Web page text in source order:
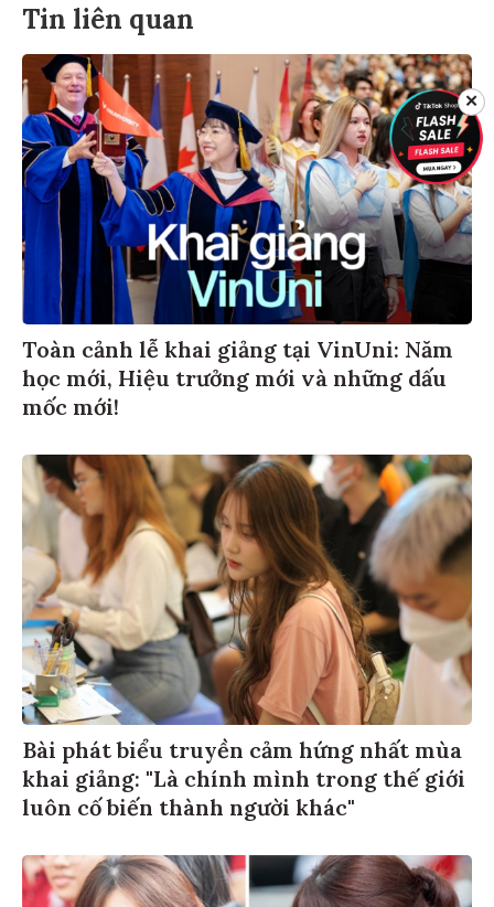
Tin liên quan
Toàn cảnh lễ khai giảng tại VinUni: Năm
học mới, Hiệu trưởng mới và những dấu
mốc mới!
Bài phát biểu truyền cảm hứng nhất mùa
khai giảng: "Là chính mình trong thế giới
luôn cố biến thành người khác"
✕